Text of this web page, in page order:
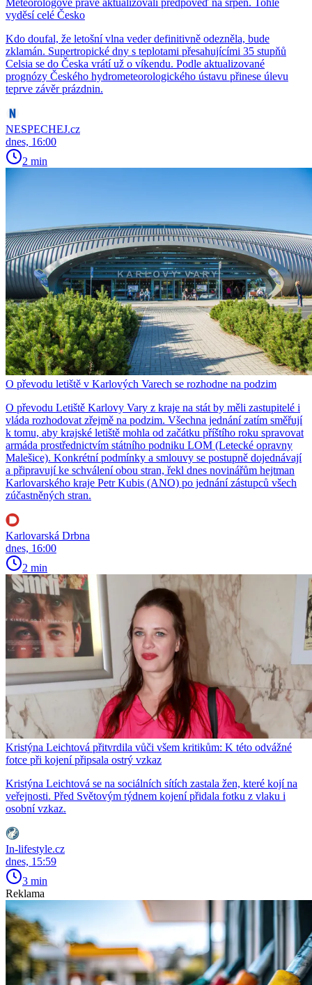
Meteorologové právě aktualizovali předpověď na srpen. Tohle
vyděsí celé Česko
Kdo doufal, že letošní vlna veder definitivně odezněla, bude
zklamán. Supertropické dny s teplotami přesahujícími 35 stupňů
Celsia se do Česka vrátí už o víkendu. Podle aktualizované
prognózy Českého hydrometeorologického ústavu přinese úlevu
teprve závěr prázdnin.
NESPECHEJ.cz
dnes, 16:00
2 min
O převodu letiště v Karlových Varech se rozhodne na podzim
O převodu Letiště Karlovy Vary z kraje na stát by měli zastupitelé i
vláda rozhodovat zřejmě na podzim. Všechna jednání zatím směřují
k tomu, aby krajské letiště mohla od začátku příštího roku spravovat
armáda prostřednictvím státního podniku LOM (Letecké opravny
Malešice). Konkrétní podmínky a smlouvy se postupně dojednávají
a připravují ke schválení obou stran, řekl dnes novinářům hejtman
Karlovarského kraje Petr Kubis (ANO) po jednání zástupců všech
zúčastněných stran.
Karlovarská Drbna
dnes, 16:00
2 min
Kristýna Leichtová přitvrdila vůči všem kritikům: K této odvážné
fotce při kojení připsala ostrý vzkaz
Kristýna Leichtová se na sociálních sítích zastala žen, které kojí na
veřejnosti. Před Světovým týdnem kojení přidala fotku z vlaku i
osobní vzkaz.
In-lifestyle.cz
dnes, 15:59
3 min
Reklama